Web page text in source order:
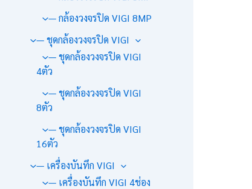
— กล้องวงจรปิด VIGI 8MP
— ชุดกล้องวงจรปิด VIGI
— ชุดกล้องวงจรปิด VIGI
4ตัว
— ชุดกล้องวงจรปิด VIGI
8ตัว
— ชุดกล้องวงจรปิด VIGI
16ตัว
— เครื่องบันทึก VIGI
— เครื่องบันทึก VIGI 4ช่อง